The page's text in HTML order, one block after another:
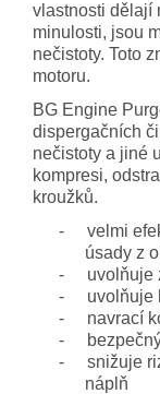
vlastnosti dělají
minulosti, jsou
nečistoty. Toto
motoru.
BG Engine
dispergačních
nečistoty a jiné
kompresi,
kroužků.
-
velmi
úsady z
-
uvolňuje
-
uvolňuje
-
navrací
-
-
snižuje
náplň